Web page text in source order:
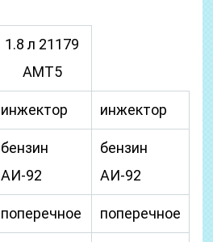
1.8 л 21179
АМТ5
инжектор инжектор
бензин
АИ-92
бензин
АИ-92
поперечное поперечное